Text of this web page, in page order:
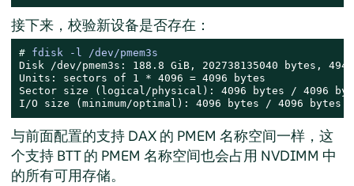
接下来，校验新设备是否存在：
# fdisk -l /dev/pmem3s
Disk /dev/pmem3s: 188.8 GiB, 202738135040 bytes,
Units: sectors of 1 * 4096 = 4096 bytes
Sector size (logical/physical): 4096 bytes / 4096
I/O size (minimum/optimal): 4096 bytes / 4096 bytes
与前面配置的支持 DAX 的 PMEM 名称空间一样，这
个支持 BTT 的 PMEM 名称空间也会占用 NVDIMM 中
的所有可用存储。